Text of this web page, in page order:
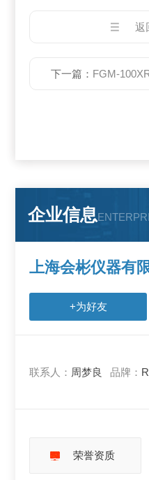
返
下一篇： FGM-
企业信息
上海会彬仪器有
+为好友
联系人： 周梦良 品牌：
荣誉资质